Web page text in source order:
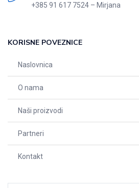
+385 91 617 7524 – Mirjana
KORISNE POVEZNICE
Naslovnica
O nama
Naši proizvodi
Partneri
Kontakt